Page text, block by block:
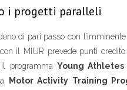
i progetti paralleli
di pari passo con
il MIUR prevede punti
programma Young Athletes
Motor Activity Training